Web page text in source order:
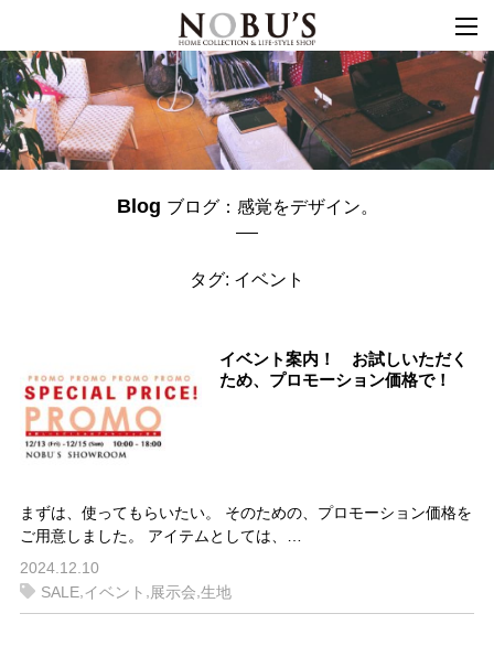
Blog ブログ：感覚をデザイン。
タグ: イベント
イベント案内！ お試しいただく
ため、プロモーション価格で！
まずは、使ってもらいたい。 そのための、プロモーション価格を
ご用意しました。 アイテムとしては、…
2024.12.10
SALE イベント 展示会 生地